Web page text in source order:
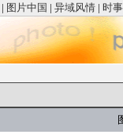
| 图片中国 | 异域风情 | 时